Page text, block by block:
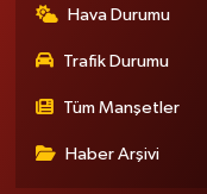
Hava Durumu
Trafik Durumu
Tüm Manşetler
Haber Arşivi